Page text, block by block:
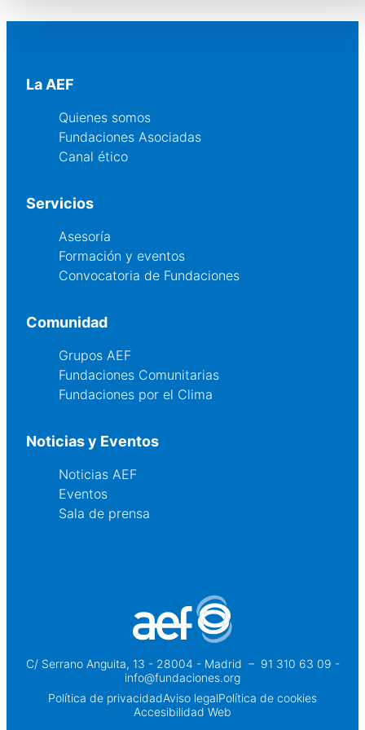
La AEF
Quienes somos
Fundaciones Asociadas
Canal ético
Servicios
Asesoría
Formación y eventos
Convocatoria de Fundaciones
Comunidad
Grupos AEF
Fundaciones Comunitarias
Fundaciones por el Clima
Noticias y Eventos
Noticias AEF
Eventos
Sala de prensa
C/ Serrano Anguita, 13 - 28004 - Madrid – 91 310 63 09 -
info@fundaciones.org
Política de privacidadAviso legalPolítica de cookies
Accesibilidad Web